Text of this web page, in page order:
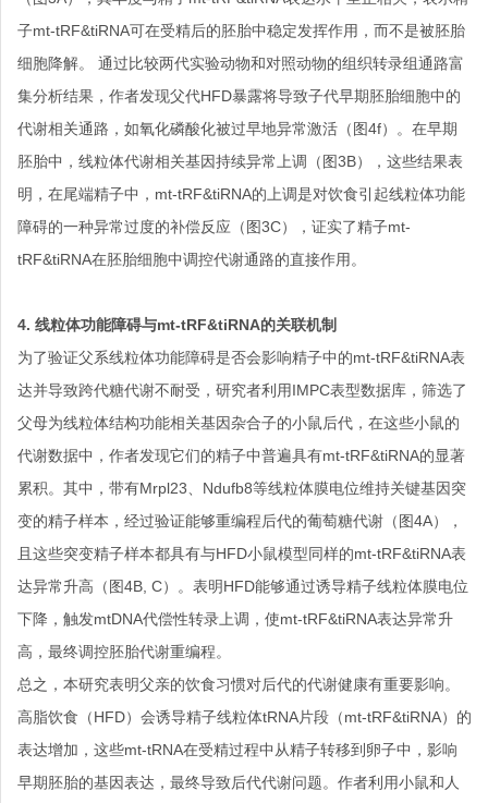
子mt-tRF&tiRNA可在受精后的胚胎中稳定发挥作用，而不是被胚胎
细胞降解。 通过比较两代实验动物和对照动物的组织转录组通路富
集分析结果，作者发现父代HFD暴露将导致子代早期胚胎细胞中的
代谢相关通路，如氧化磷酸化被过早地异常激活（图4f）。在早期
胚胎中，线粒体代谢相关基因持续异常上调（图3B），这些结果表
明，在尾端精子中，mt-tRF&tiRNA的上调是对饮食引起线粒体功能
障碍的一种异常过度的补偿反应（图3C），证实了精子mt-
tRF&tiRNA在胚胎细胞中调控代谢通路的直接作用。
4. 线粒体功能障碍与mt-tRF&tiRNA的关联机制
为了验证父系线粒体功能障碍是否会影响精子中的mt-tRF&tiRNA表
达并导致跨代糖代谢不耐受，研究者利用IMPC表型数据库，筛选了
父母为线粒体结构功能相关基因杂合子的小鼠后代，在这些小鼠的
代谢数据中，作者发现它们的精子中普遍具有mt-tRF&tiRNA的显著
累积。其中，带有Mrpl23、Ndufb8等线粒体膜电位维持关键基因突
变的精子样本，经过验证能够重编程后代的葡萄糖代谢（图4A），
且这些突变精子样本都具有与HFD小鼠模型同样的mt-tRF&tiRNA表
达异常升高（图4B, C）。表明HFD能够通过诱导精子线粒体膜电位
下降，触发mtDNA代偿性转录上调，使mt-tRF&tiRNA表达异常升
高，最终调控胚胎代谢重编程。
总之，本研究表明父亲的饮食习惯对后代的代谢健康有重要影响。
高脂饮食（HFD）会诱导精子线粒体tRNA片段（mt-tRF&tiRNA）的
表达增加，这些mt-tRNA在受精过程中从精子转移到卵子中，影响
早期胚胎的基因表达，最终导致后代代谢问题。作者利用小鼠和人